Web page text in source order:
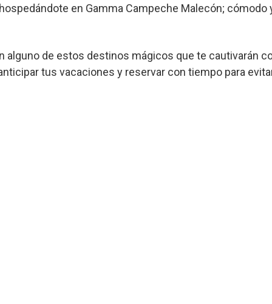
en Gamma Campeche Malecón; cómodo
alguno de estos destinos mágicos que te cautivarán
tus vacaciones y reservar con tiempo para